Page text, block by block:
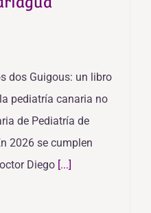
dos Guigous: un libro
pediatría canaria no
de Pediatría de
2026 se cumplen
Diego [...]